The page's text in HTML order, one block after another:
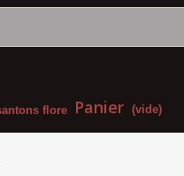
Panier (vide)